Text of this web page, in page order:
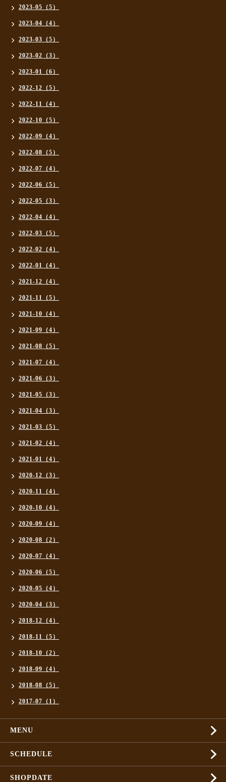
2023-05（5）
2023-04（4）
2023-03（5）
2023-02（3）
2023-01（6）
2022-12（5）
2022-11（4）
2022-10（5）
2022-09（4）
2022-08（5）
2022-07（4）
2022-06（5）
2022-05（3）
2022-04（4）
2022-03（5）
2022-02（4）
2022-01（4）
2021-12（4）
2021-11（5）
2021-10（4）
2021-09（4）
2021-08（5）
2021-07（4）
2021-06（3）
2021-05（3）
2021-04（3）
2021-03（5）
2021-02（4）
2021-01（4）
2020-12（3）
2020-11（4）
2020-10（4）
2020-09（4）
2020-08（2）
2020-07（4）
2020-06（5）
2020-05（4）
2020-04（3）
2018-12（4）
2018-11（5）
2018-10（2）
2018-09（4）
2018-08（5）
2017-07（1）
MENU
SCHEDULE
SHOPDATE